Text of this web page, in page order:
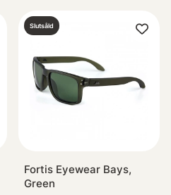
Slutsåld
Fortis Eyewear Bays,
Green